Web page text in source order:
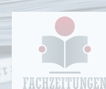
Fachzeitungen.de - Das
für Fachmagazine
eBooks